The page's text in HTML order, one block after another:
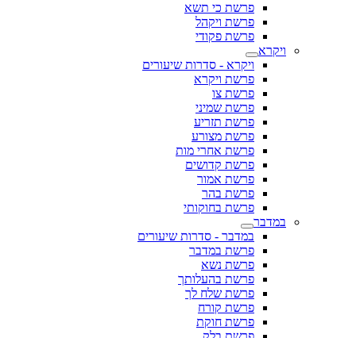
פרשת כי תשא
פרשת ויקהל
פרשת פקודי
ויקרא
ויקרא - סדרות שיעורים
פרשת ויקרא
פרשת צו
פרשת שמיני
פרשת תזריע
פרשת מצורע
פרשת אחרי מות
פרשת קדושים
פרשת אמור
פרשת בהר
פרשת בחוקותי
במדבר
במדבר - סדרות שיעורים
פרשת במדבר
פרשת נשא
פרשת בהעלותך
פרשת שלח לך
פרשת קורח
פרשת חוקת